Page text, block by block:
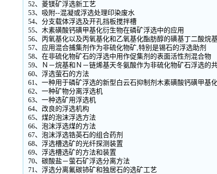
52、菱镁矿浮选新工艺
53、吸附--混凝或浮选处理印染废水
54、分支载体浮选及开孔挡板搅拌槽
55、木素磺酸钙磺甲基化衍生物在磷矿浮选中的应用
56、丙氧基化以及丙氧基化和乙氧基化酯肪醇的磺基丁二酸烷
57、应用混合捕集剂作为非硫化物矿,特别是锡石的浮选助剂
58、在非硫化物矿石的浮选中用作促集剂的表面活性剂混合物
59、Ｎ－烷基和Ｎ－链烯基天冬氨酸作为非硫化物矿石浮选的
60、浮选萤石的方法
61、一种用于磷矿浮选的新型白云石抑制剂木素磺酸钙磺甲基
62、一种矿物分离浮选机
63、一种选矿用浮选机
64、改良的浮选机构
65、煤的泡沫浮选方法
66、泡沫浮选煤的方法
67、泡沫浮选锆英石的组合药剂
68、浮选槽选矿的光纤探测装置
69、浮选槽选矿的方法和装置
70、碳酸盐－萤石矿浮选分离方法
71、浮选分离氟碳铈矿和独居石的选矿工艺